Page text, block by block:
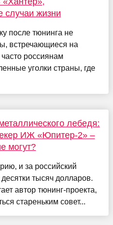
случаи жизни
после тюнинга не
встречающиеся на
россиянам
уголки страны, где
лебедя:
ИЖ «Юпитер-2» –
могут?
и за российский
тысяч долларов.
автор тюнинг-проекта,
стареньким совет...